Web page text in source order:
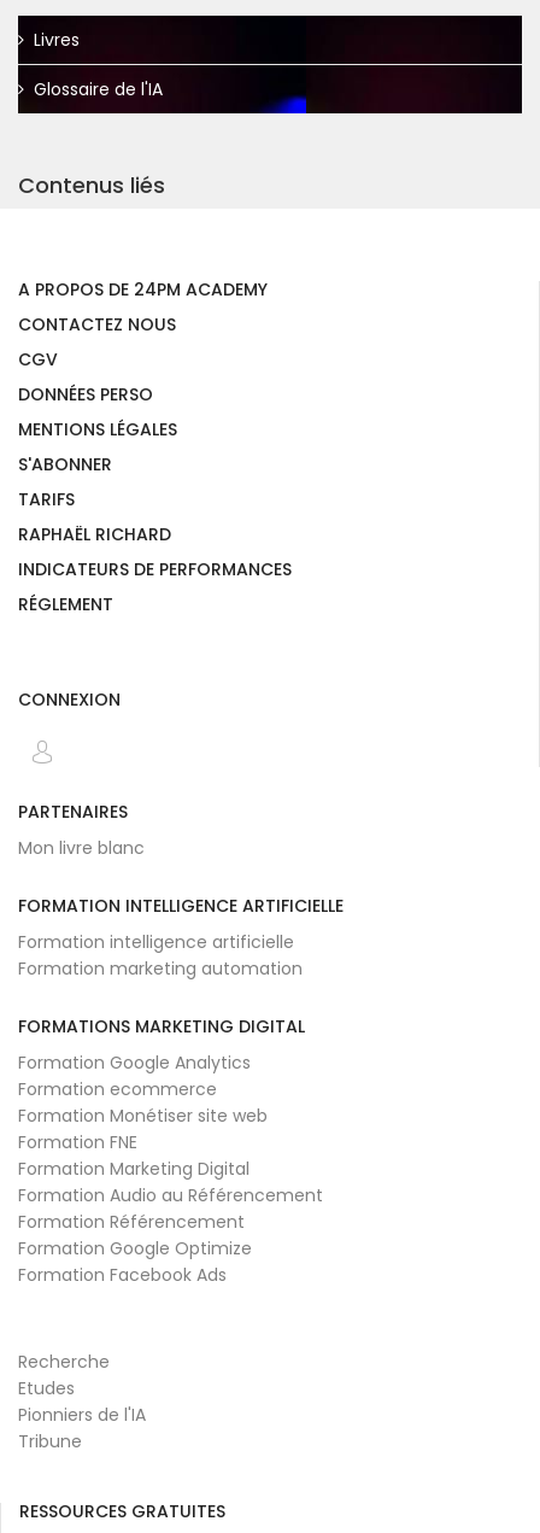
Livres
Glossaire de l'IA
Contenus liés
A PROPOS DE 24PM ACADEMY
CONTACTEZ NOUS
CGV
DONNÉES PERSO
MENTIONS LÉGALES
S'ABONNER
TARIFS
RAPHAËL RICHARD
INDICATEURS DE PERFORMANCES
RÉGLEMENT
CONNEXION
PARTENAIRES
Mon livre blanc
FORMATION INTELLIGENCE ARTIFICIELLE
Formation intelligence artificielle
Formation marketing automation
FORMATIONS MARKETING DIGITAL
Formation Google Analytics
Formation ecommerce
Formation Monétiser site web
Formation FNE
Formation Marketing Digital
Formation Audio au Référencement
Formation Référencement
Formation Google Optimize
Formation Facebook Ads
Recherche
Etudes
Pionniers de l'IA
Tribune
RESSOURCES GRATUITES